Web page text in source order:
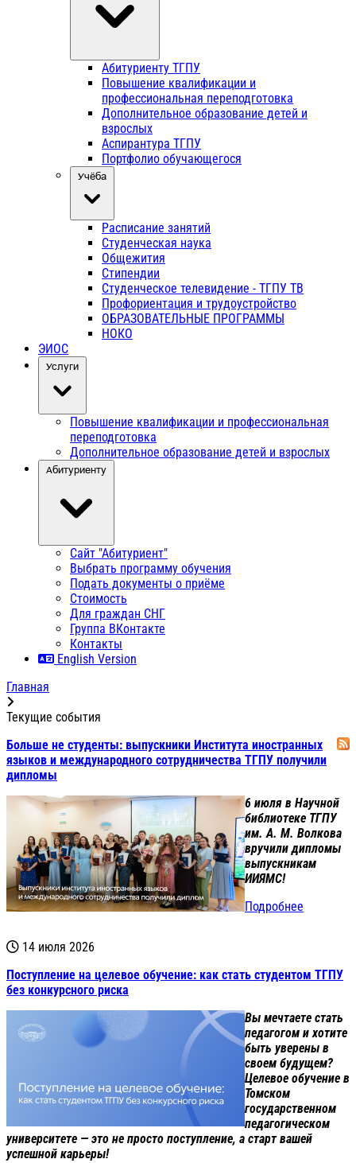
Абитуриенту ТГПУ
Повышение квалификации и
профессиональная переподготовка
Дополнительное образование детей и
взрослых
Аспирантура ТГПУ
Портфолио обучающегося
Учёба
Расписание занятий
Студенческая наука
Общежития
Стипендии
Студенческое телевидение - ТГПУ ТВ
Профориентация и трудоустройство
ОБРАЗОВАТЕЛЬНЫЕ ПРОГРАММЫ
НОКО
ЭИОС
Услуги
Повышение квалификации и профессиональная
переподготовка
Дополнительное образование детей и взрослых
Абитуриенту
Сайт "Абитуриент"
Выбрать программу обучения
Подать документы о приёме
Стоимость
Для граждан СНГ
Группа ВКонтакте
Контакты
English Version
Главная
Текущие события
Больше не студенты: выпускники Института иностранных
языков и международного сотрудничества ТГПУ получили
дипломы
6 июля в Научной
библиотеке ТГПУ
им. А. М. Волкова
вручили дипломы
выпускникам
ИИЯМС!
Подробнее
14 июля 2026
Поступление на целевое обучение: как стать студентом ТГПУ
без конкурсного риска
Вы мечтаете стать
педагогом и хотите
быть уверены в
своем будущем?
Целевое обучение в
Томском
государственном
педагогическом
университете — это не просто поступление, а старт вашей
успешной карьеры!